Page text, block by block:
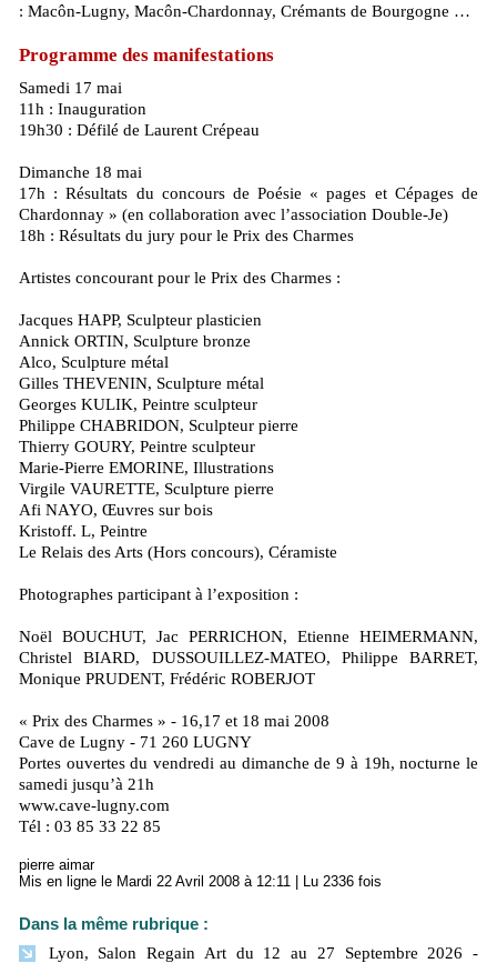
: Macôn-Lugny, Macôn-Chardonnay, Crémants de Bourgogne …
Programme des manifestations
Samedi 17 mai
11h : Inauguration
19h30 : Défilé de Laurent Crépeau
Dimanche 18 mai
17h : Résultats du concours de Poésie « pages et Cépages de
Chardonnay » (en collaboration avec l’association Double-Je)
18h : Résultats du jury pour le Prix des Charmes
Artistes concourant pour le Prix des Charmes :
Jacques HAPP, Sculpteur plasticien
Annick ORTIN, Sculpture bronze
Alco, Sculpture métal
Gilles THEVENIN, Sculpture métal
Georges KULIK, Peintre sculpteur
Philippe CHABRIDON, Sculpteur pierre
Thierry GOURY, Peintre sculpteur
Marie-Pierre EMORINE, Illustrations
Virgile VAURETTE, Sculpture pierre
Afi NAYO, Œuvres sur bois
Kristoff. L, Peintre
Le Relais des Arts (Hors concours), Céramiste
Photographes participant à l’exposition :
Noël BOUCHUT, Jac PERRICHON, Etienne HEIMERMANN,
Christel BIARD, DUSSOUILLEZ-MATEO, Philippe BARRET,
Monique PRUDENT, Frédéric ROBERJOT
« Prix des Charmes » - 16,17 et 18 mai 2008
Cave de Lugny - 71 260 LUGNY
Portes ouvertes du vendredi au dimanche de 9 à 19h, nocturne le
samedi jusqu’à 21h
www.cave-lugny.com
Tél : 03 85 33 22 85
pierre aimar
Mis en ligne le Mardi 22 Avril 2008 à 12:11 | Lu 2336 fois
Dans la même rubrique :
Lyon, Salon Regain Art du 12 au 27 Septembre 2026
-